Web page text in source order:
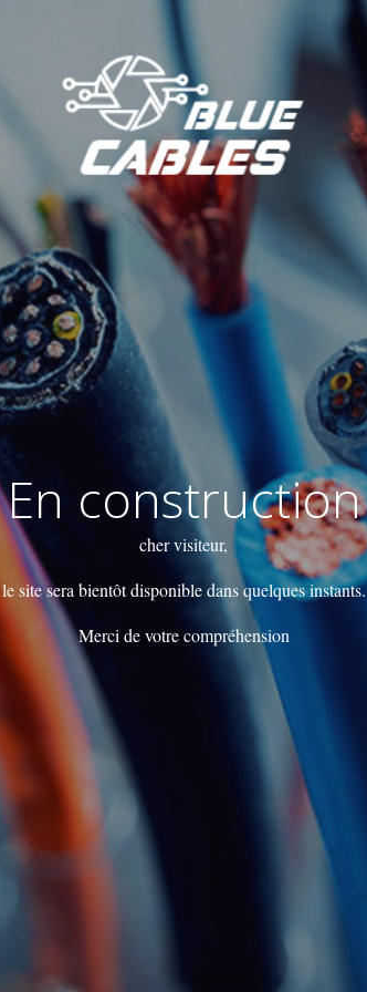
En construction
cher visiteur,
le site sera bientôt disponible dans quelques instants.
Merci de votre compréhension